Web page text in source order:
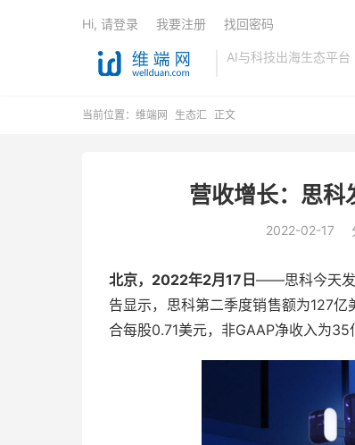
AI与科技出海生态平台
Hi, 请登录 我要注册 找回密码
当前位置： 维端网 生态汇 正文
营收增长：思
2022-02-17
北京，2022年2月17日 ——思科今天发
告显示，思科第二季度销售额为127亿
合每股0.71美元，非GAAP净收入为35